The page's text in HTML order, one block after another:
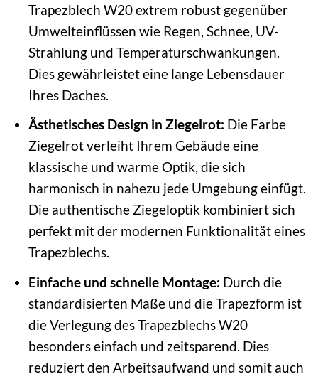
Trapezblech W20 extrem robust gegenüber
Umwelteinflüssen wie Regen, Schnee, UV-
Strahlung und Temperaturschwankungen.
Dies gewährleistet eine lange Lebensdauer
Ihres Daches.
Ästhetisches Design in Ziegelrot: Die Farbe
Ziegelrot verleiht Ihrem Gebäude eine
klassische und warme Optik, die sich
harmonisch in nahezu jede Umgebung einfügt.
Die authentische Ziegeloptik kombiniert sich
perfekt mit der modernen Funktionalität eines
Trapezblechs.
Einfache und schnelle Montage: Durch die
standardisierten Maße und die Trapezform ist
die Verlegung des Trapezblechs W20
besonders einfach und zeitsparend. Dies
reduziert den Arbeitsaufwand und somit auch